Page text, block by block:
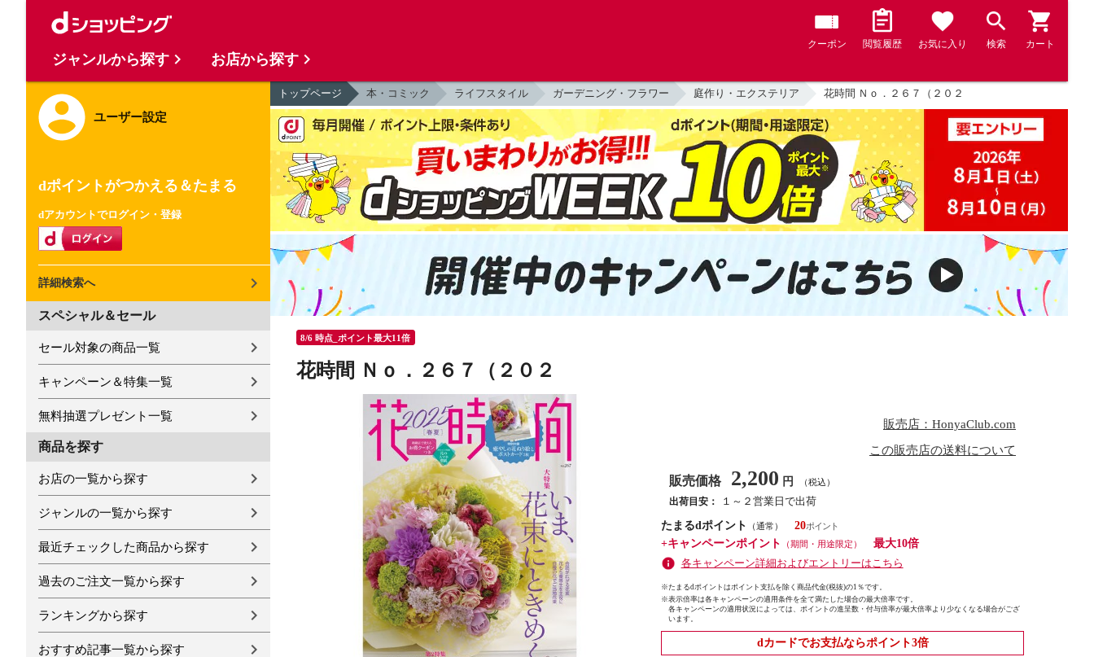
クーポン 閲覧履歴 お気に入り 検索 カート
ユーザー設定
dポイントがつかえる＆たまる
dアカウントでログイン・登録
詳細検索へ
スペシャル＆セール
セール対象の商品一覧
キャンペーン＆特集一覧
無料抽選プレゼント一覧
商品を探す
お店の一覧から探す
ジャンルの一覧から探す
最近チェックした商品から探す
過去のご注文一覧から探す
ランキングから探す
おすすめ記事一覧から探す
トップページ 本・コミック ライフスタイル ガーデニング・フラワー 庭作り・エクステリア 花時間 Ｎｏ．２６７（２０２
8/6 時点_ポイント最大11倍
花時間 Ｎｏ．２６７（２０２
販売店：HonyaClub.com
この販売店の送料について
販売価格 2,200 円 （税込）
出荷目安：
１～２営業日で出荷
たまるdポイント
（通常）
20
+キャンペーンポイント
（期間・用途限定）
最大10倍
各キャンペーン詳細およびエントリーはこちら
※たまるdポイントはポイント支払を除く商品代金(税抜)の1％です。
※表示倍率は各キャンペーンの適用条件を全て満たした場合の最大倍率です。
各キャンペーンの適用状況によっては、ポイントの進呈数・付与倍率が最大倍率より少なくなる場合がござ
います。
dカードでお支払ならポイント3倍
ジャンルから探す お店から探す